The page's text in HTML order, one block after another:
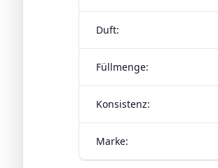
Duft:
Füllmenge:
Konsistenz:
Marke: